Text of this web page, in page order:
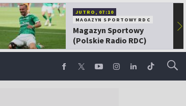
JUTRO, 07:10
MAGAZYN SPORTOWY RDC
Magazyn Sportowy
(Polskie Radio RDC)
▶